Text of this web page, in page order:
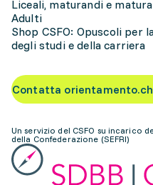
Liceali, maturandi e
Adulti
Shop CSFO: Opuscoli per
degli studi e della carriera
Contatta orientamento.ch
Un servizio del CSFO su incarico
della Confederazione (SEFRI)